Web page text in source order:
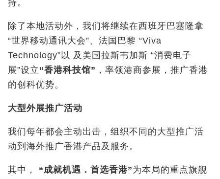
持。
除了本地活动外，我们将继续在西班牙巴塞隆拿
“世界移动通讯大会”、法国巴黎 “Viva
Technology”以 及美国拉斯韦加斯 “消费电子
展”设立“香港科技馆” ，率领港商参展，推广香港
的创科优势。
大型外展推广活动
我们每年都会主动出击，组织不同的大型推广活
动到海外推广香港产品及服务。
其中， “成就机遇．首选香港”为本局的重点旗舰